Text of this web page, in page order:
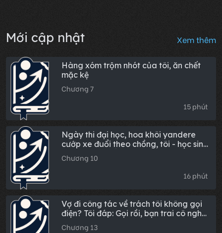
Mới cập nhật Xem thêm
Hàng xóm trộm nhót của tôi, ăn chết
mặc kệ
Chương 7
15 phút
Ngày thi đại học, hoa khôi yandere
cướp xe đuổi theo chồng, tôi - học sinh
được tuyển thẳng - mỉm cười ngồi
vững
Chương 10
16 phút
Vợ đi công tác về trách tôi không gọi
điện? Tôi đáp: Gọi rồi, bạn trai cô nghe
máy.
Chương 13